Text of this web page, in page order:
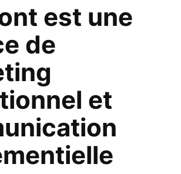
est une
de
et